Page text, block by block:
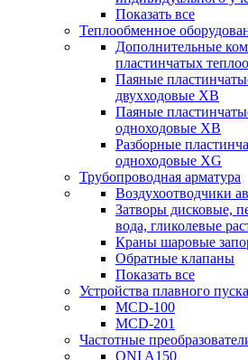
Показать все
Теплообменное
Дополнительные
пластинчатых
Паяные
двухходовые XB
Паяные
одноходовые ХВ
Разборные
одноходовые ХG
Трубопроводная арматура
Воздухоотводчики
Затворы дисковые,
вода, гликолевые
Краны шаровые
Обратные клапаны
Показать все
Устройства плавного пуска
MCD-100
MCD-201
Частотные
ONI A150